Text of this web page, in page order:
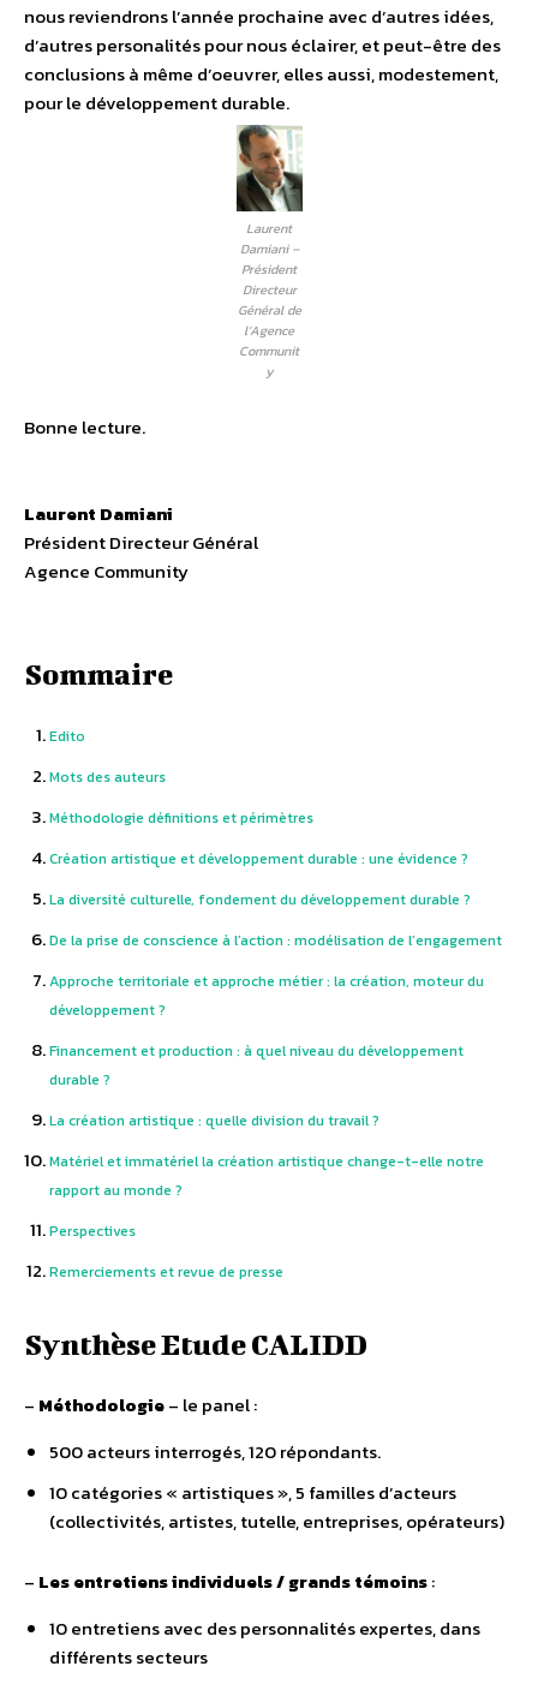
nous reviendrons l’année prochaine avec d’autres idées,
d’autres personalités pour nous éclairer, et peut-être des
conclusions à même d’oeuvrer, elles aussi, modestement,
pour le développement durable.
Laurent
Damiani –
Président
Directeur
Général de
l’Agence
Communit
y
Bonne lecture.
Laurent Damiani
Président Directeur Général
Agence Community
Sommaire
Edito
Mots des auteurs
Méthodologie définitions et périmètres
Création artistique et développement durable : une évidence ?
La diversité culturelle, fondement du développement durable ?
De la prise de conscience à l’action : modélisation de l’engagement
Approche territoriale et approche métier : la création, moteur du
développement ?
Financement et production : à quel niveau du développement
durable ?
La création artistique : quelle division du travail ?
Matériel et immatériel la création artistique change-t-elle notre
rapport au monde ?
Perspectives
Remerciements et revue de presse
Synthèse Etude CALIDD
– Méthodologie– le panel :
500 acteurs interrogés, 120 répondants.
10 catégories « artistiques », 5 familles d’acteurs
(collectivités, artistes, tutelle, entreprises, opérateurs)
– Les entretiens individuels / grands témoins:
10 entretiens avec des personnalités expertes, dans
différents secteurs